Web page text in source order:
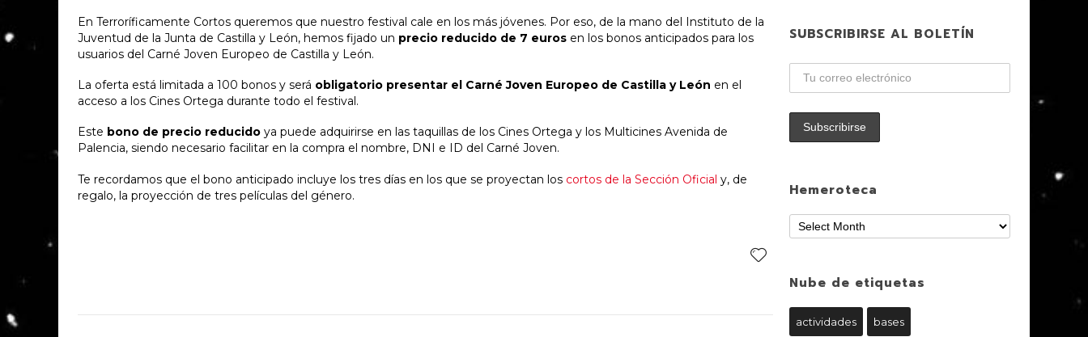
En Terroríficamente Cortos queremos que nuestro festival cale en los más jóvenes. Por eso, de la mano del Instituto de la
Juventud de la Junta de Castilla y León, hemos fijado un precio reducido de 7 euros en los bonos anticipados para los
usuarios del Carné Joven Europeo de Castilla y León.
La oferta está limitada a 100 bonos y será obligatorio presentar el Carné Joven Europeo de Castilla y León en el
acceso a los Cines Ortega durante todo el festival.
Este bono de precio reducido ya puede adquirirse en las taquillas de los Cines Ortega y los Multicines Avenida de
Palencia, siendo necesario facilitar en la compra el nombre, DNI e ID del Carné Joven.
Te recordamos que el bono anticipado incluye los tres días en los que se proyectan los cortos de la Sección Oficial y, de
regalo, la proyección de tres películas del género.
SUBSCRIBIRSE AL BOLETÍN
Hemeroteca
Nube de etiquetas
actividades bases